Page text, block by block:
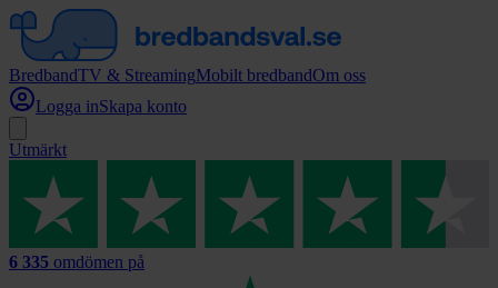
BredbandTV & StreamingMobilt bredbandOm oss
Logga inSkapa konto
Utmärkt
6 335 omdömen på